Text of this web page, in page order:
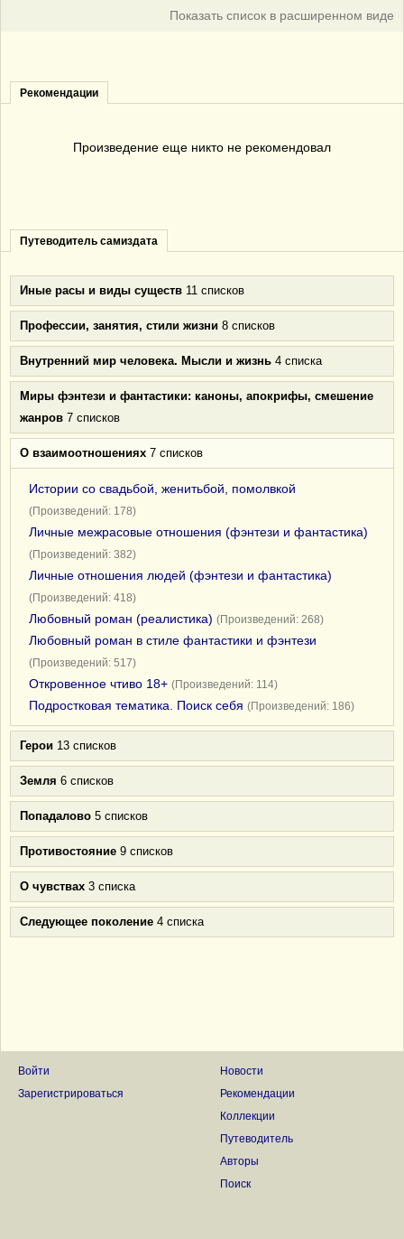
Показать список в расширенном виде
Рекомендации
Произведение еще никто не рекомендовал
Путеводитель самиздата
Иные расы и виды существ 11 списков
Профессии, занятия, стили жизни 8 списков
Внутренний мир человека. Мысли и жизнь 4 списка
Миры фэнтези и фантастики: каноны, апокрифы, смешение
жанров 7 списков
О взаимоотношениях 7 списков
Истории со свадьбой, женитьбой, помолвкой
(Произведений: 178)
Личные межрасовые отношения (фэнтези и фантастика)
(Произведений: 382)
Личные отношения людей (фэнтези и фантастика)
(Произведений: 418)
Любовный роман (реалистика) (Произведений: 268)
Любовный роман в стиле фантастики и фэнтези
(Произведений: 517)
Откровенное чтиво 18+ (Произведений: 114)
Подростковая тематика. Поиск себя (Произведений: 186)
Герои 13 списков
Земля 6 списков
Попадалово 5 списков
Противостояние 9 списков
О чувствах 3 списка
Следующее поколение 4 списка
Войти
Зарегистрироваться
Новости
Рекомендации
Коллекции
Путеводитель
Авторы
Поиск